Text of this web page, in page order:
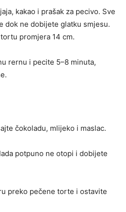
kakao i prašak za pecivo. Sve
dok ne dobijete glatku smjesu.
promjera 14 cm.
rernu i pecite 5–8 minuta,
čokoladu, mlijeko i maslac.
potpuno ne otopi i dobijete
preko pečene torte i ostavite